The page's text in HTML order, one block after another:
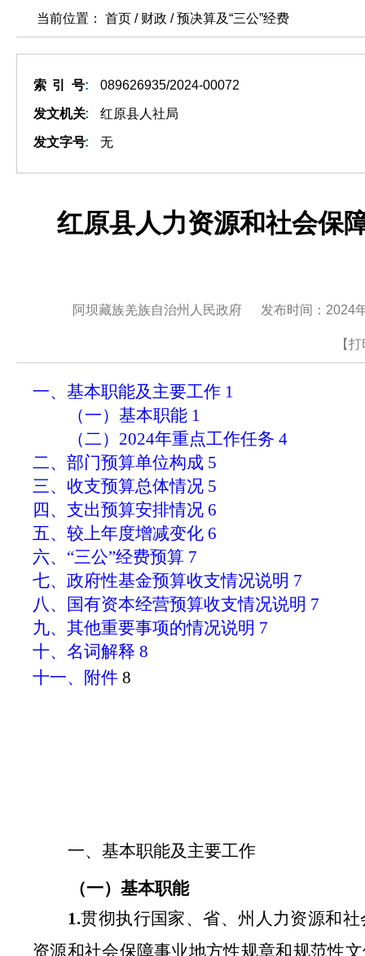
当前位置： 首页 / 财政 /预决算及“三公”经费
索引号: 089626935/2024-00072
发文机关: 红原县人社局
发文字号: 无
红原县人力资源和社会保
阿坝藏族羌族自治州人民政府 发布时间：2024
【
一、 基本职能及主要工作 1
（一）基本职能 1
（二） 2024年重点工作任务 4
二、部门预算单位构成 5
三、收支预算总体情况 5
四、支出预算安排情况 6
五、较上年度增减变化 6
六、 “三公”经费预算 7
七、政府性基金预算收支情况说明 7
八、国有资本经营预算收支情况说明 7
九、其他重要事项的情况说明 7
十、名词解释 8
十一、附件 8
一、基本职能及主要工作
（一）基本职能
1.贯彻执行国家、省、州人力资源和
资源和社会保障事业地方性规章和规范性